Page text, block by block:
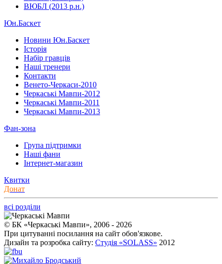
ВЮБЛ (2013 р.н.)
Юн.Баскет
Новини Юн.Баскет
Історія
Набір гравців
Наші тренери
Контакти
Венето-Черкаси-2010
Черкаські Мавпи-2012
Черкаські Мавпи-2011
Черкаські Мавпи-2013
Фан-зона
Група підтримки
Наші фани
Інтернет-магазин
Квитки
Донат
всі розділи
© БК «Черкаські Мавпи», 2006 - 2026
При цитуванні посилання на сайт обов'язкове.
Дизайн та розробка сайту: Студія «SOLASS» 2012